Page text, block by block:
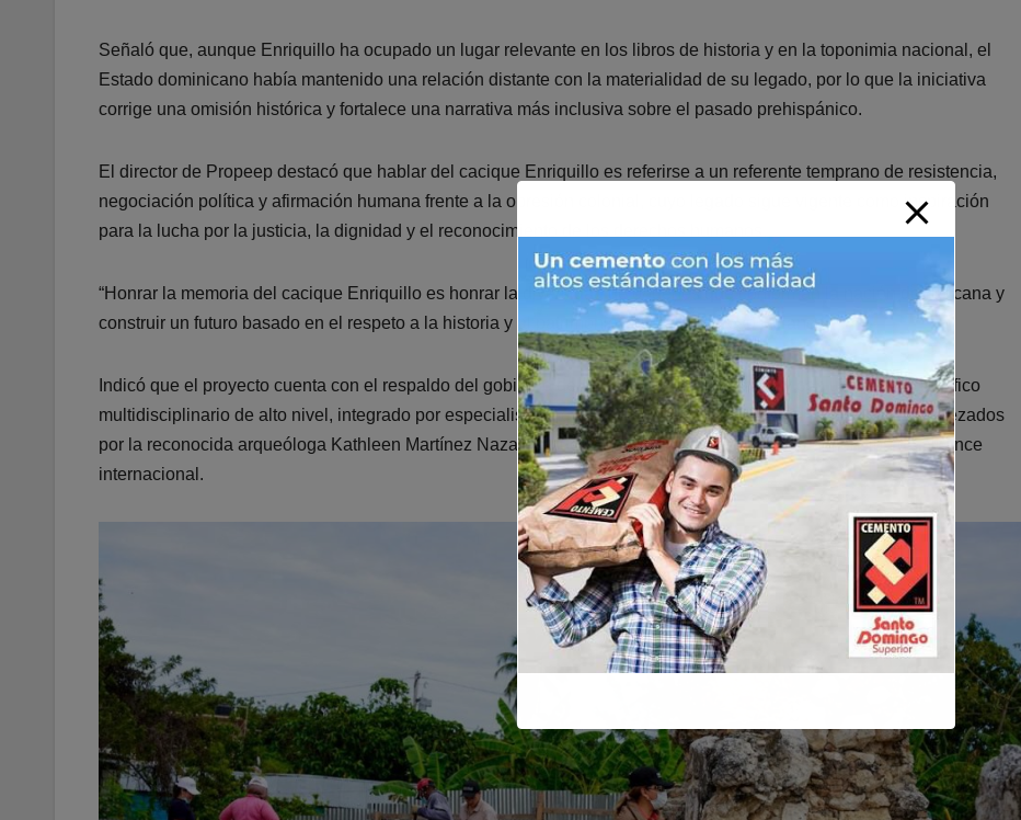
Señaló que, aunque Enriquillo ha ocupado un lugar relevante en los libros de historia y en la toponimia nacional, el
Estado dominicano había mantenido una relación distante con la materialidad de su legado, por lo que la iniciativa
corrige una omisión histórica y fortalece una narrativa más inclusiva sobre el pasado prehispánico.
El director de Propeep destacó que hablar del cacique Enriquillo es referirse a un referente temprano de resistencia,
negociación política y afirmación humana frente a la opresión colonial, cuyo legado sigue vigente como inspiración
para la lucha por la justicia, la dignidad y el reconocimiento de los derechos humanos.
“Honrar la memoria del cacique Enriquillo es honrar la diversidad de orígenes que conforman la nación dominicana y
construir un futuro basado en el respeto a la historia y al patrimonio cultural”, expresó Polanco.
Indicó que el proyecto cuenta con el respaldo del gobierno del presidente Luis Abinader y con un equipo científico
multidisciplinario de alto nivel, integrado por especialistas de República Dominicana, España y Egipto, encabezados
por la reconocida arqueóloga Kathleen Martínez Nazar, lo que otorga a la investigación una dimensión de alcance
internacional.